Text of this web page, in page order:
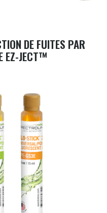
DE FUITES PAR
EZ-JECT™